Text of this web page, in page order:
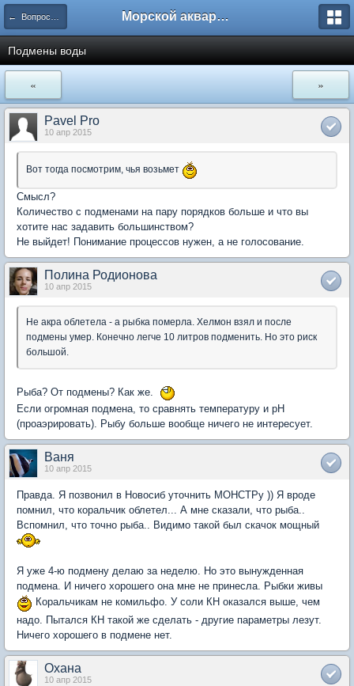
← Вопросы новичков Морской аквариум. Форумы ReefCentral.ru
Подмены воды
« »
Pavel Pro
10 апр 2015
Вот тогда посмотрим, чья возьмет
Смысл?
Количество с подменами на пару порядков больше и что вы
хотите нас задавить большинством?
Не выйдет! Понимание процессов нужен, а не голосование.
Полина Родионова
10 апр 2015
Не акра облетела - а рыбка померла. Хелмон взял и после
подмены умер. Конечно легче 10 литров подменить. Но это риск
большой.
Рыба? От подмены? Как же.
Если огромная подмена, то сравнять температуру и рН
(проаэрировать). Рыбу больше вообще ничего не интересует.
Ваня
10 апр 2015
Правда. Я позвонил в Новосиб уточнить МОНСТРу )) Я вроде
помнил, что коральчик облетел... А мне сказали, что рыба..
Вспомнил, что точно рыба.. Видимо такой был скачок мощный
Я уже 4-ю подмену делаю за неделю. Но это вынужденная
подмена. И ничего хорошего она мне не принесла. Рыбки живы
Коральчикам не комильфо. У соли КН оказался выше, чем
надо. Пытался КН такой же сделать - другие параметры лезут.
Ничего хорошего в подмене нет.
Охана
10 апр 2015